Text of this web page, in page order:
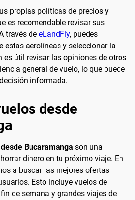
propias políticas de precios y
es recomendable revisar sus
través de eLandFly, puedes
estas aerolíneas y seleccionar la
es útil revisar las opiniones de otros
general de vuelo, lo que puede
informada.
desde
Bucaramanga son una
dinero en tu próximo viaje. En
a buscar las mejores ofertas
Esto incluye vuelos de
de semana y grandes viajes de